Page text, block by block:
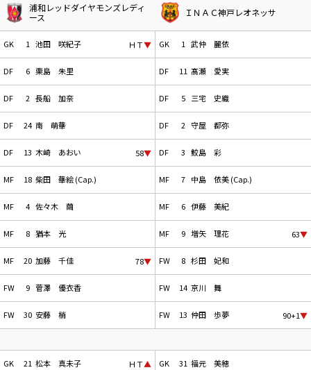
浦和レッドダイヤモンズレディ
ース
GK 1 池田 咲紀子 ＨＴ▼
DF 6 栗島 朱里
DF 2 長船 加奈
DF 24 南 萌華
DF 13 木崎 あおい 58▼
MF 18 柴田 華絵 (Cap.)
MF 4 佐々木 繭
MF 8 猶本 光
MF 20 加藤 千佳 78▼
FW 9 菅澤 優衣香
FW 30 安藤 梢
GK 21 松本 真未子 ＨＴ▲
ＩＮＡＣ神戸レオネッサ
GK 1 武仲 麗依
DF 11 髙瀬 愛実
DF 5 三宅 史織
DF 2 守屋 都弥
DF 3 鮫島 彩
MF 7 中島 依美 (Cap.)
MF 6 伊藤 美紀
MF 9 増矢 理花 63▼
FW 8 杉田 妃和
FW 14 京川 舞
FW 13 仲田 歩夢 90+1▼
GK 31 福元 美穂